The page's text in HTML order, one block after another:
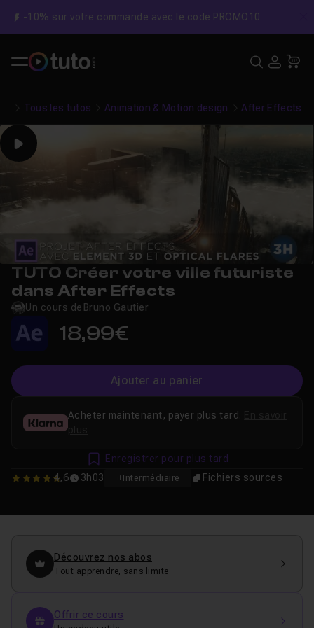
-10% sur votre commande avec le code PROMO10
Tous les tutos Animation & Motion design After Effects
Play
TUTO Créer votre ville futuriste
dans After Effects
Un cours de Bruno Gautier
18,99€
Ajouter au panier
4.625 4,6 3h03 Intermédiaire Fichiers sources
Acheter maintenant, payer plus tard.
plus
Enregistrer pour plus tard
Découvrez nos abos
Tout apprendre, sans limite
Offrir ce cours